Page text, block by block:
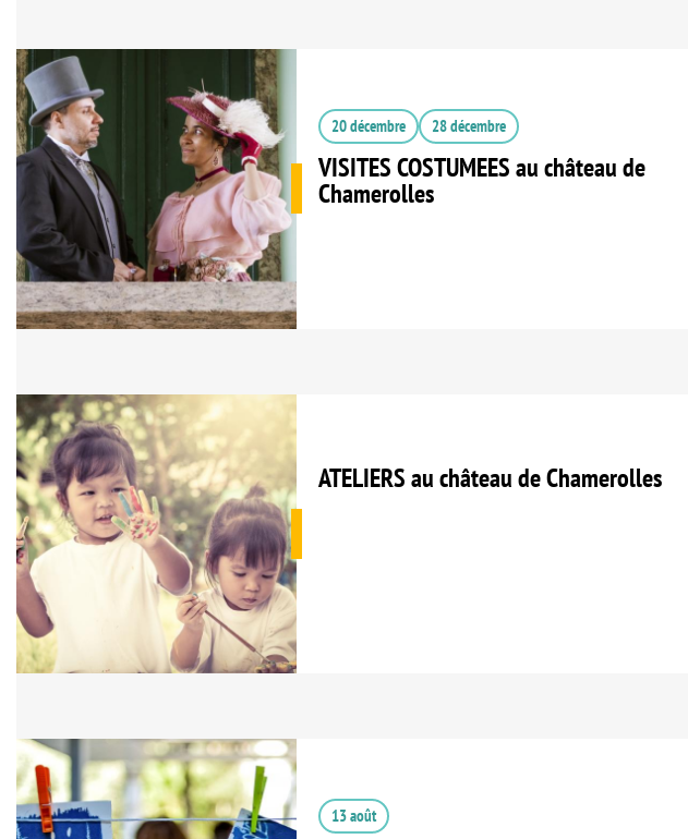
20 décembre 28 décembre
VISITES COSTUMEES au château de
Chamerolles
ATELIERS au château de Chamerolles
13 août